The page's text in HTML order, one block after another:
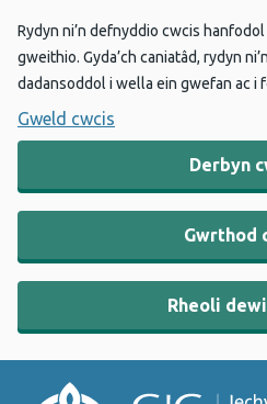
Rydyn ni’n defnyddio cwcis
gweithio. Gyda’ch caniatâd, rydyn
dadansoddol i wella ein gwefan ac i
Gweld cwcis
Derbyn
Gwrthod
Rheoli